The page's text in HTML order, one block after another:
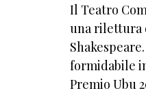
Il Teatro
una rilettura
formidabile
Premio Ubu